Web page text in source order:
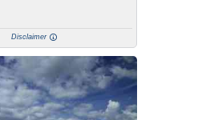
Disclaimer